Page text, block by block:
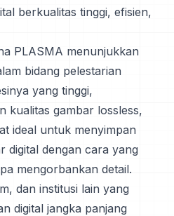
berkualitas tinggi, efisien,
PLASMA menunjukkan
bidang pelestarian
yang tinggi,
kualitas gambar lossless,
ideal untuk menyimpan
digital dengan cara yang
mengorbankan detail.
dan institusi lain yang
digital jangka panjang